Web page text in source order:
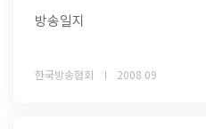
방송일지
한국방송협회 2008 09